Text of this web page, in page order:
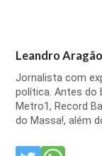
Leandro Aragão
Jornalista com
política. Antes do
Metro1, Record
do Massa!, além